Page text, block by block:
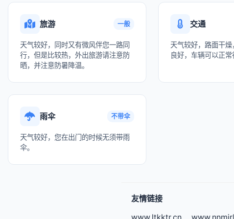
旅游 一般
天气较好，同时又有微风伴您一路同
行，但是比较热，外出旅游请注意防
晒，并注意防暑降温。
交通
天气较好，路面干
良好，车辆可以正常
雨伞 不带伞
天气较好，您在出门的时候无须带雨
伞。
友情链接
www.ltkktr.cn